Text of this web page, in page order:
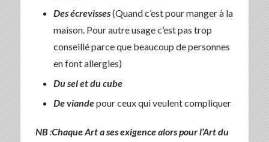
Des écrevisses(Quand c’est pour manger à la
maison. Pour autre usage c’est pas trop
conseillé parce que beaucoup de personnes
en font allergies)
Du sel et du cube
De viandepour ceux qui veulent compliquer
NB:Chaque Art a ses exigence alors pour l’Art du